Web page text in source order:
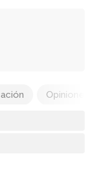
Opiniones